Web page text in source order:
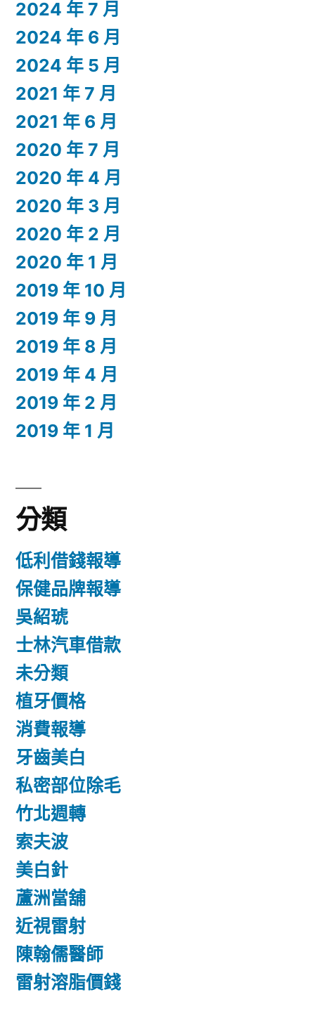
2024 年 7 月
2024 年 6 月
2024 年 5 月
2021 年 7 月
2021 年 6 月
2020 年 7 月
2020 年 4 月
2020 年 3 月
2020 年 2 月
2020 年 1 月
2019 年 10 月
2019 年 9 月
2019 年 8 月
2019 年 4 月
2019 年 2 月
2019 年 1 月
分類
低利借錢報導
保健品牌報導
吳紹琥
士林汽車借款
未分類
植牙價格
消費報導
牙齒美白
私密部位除毛
竹北週轉
索夫波
美白針
蘆洲當舖
近視雷射
陳翰儒醫師
雷射溶脂價錢